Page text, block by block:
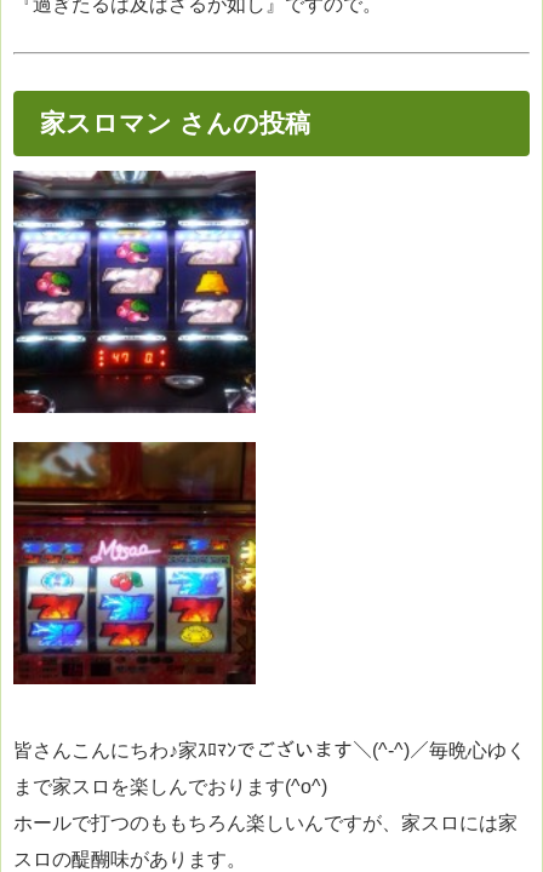
『過ぎたるは及ばざるが如し』ですので。
家スロマン さんの投稿
皆さんこんにちわ♪家ｽﾛﾏﾝでございます＼(^-^)／毎晩心ゆく
まで家スロを楽しんでおります(^o^)
ホールで打つのももちろん楽しいんですが、家スロには家
スロの醍醐味があります。